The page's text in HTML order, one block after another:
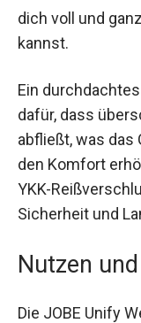
dich voll und
kannst.
Ein
dafür, dass
abfließt, was
den Komfort
YKK-
Sicherheit und
Nutzen
Die JOBE Unify